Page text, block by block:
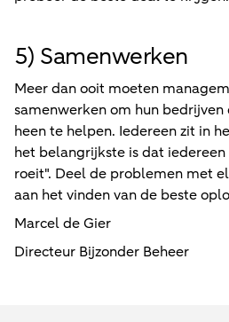
5) Samenwerken
Meer dan ooit moeten
samenwerken om hun
heen te helpen. Iedereen zit in
het belangrijkste is dat
roeit". Deel de problemen met
aan het vinden van de beste
Marcel de Gier
Directeur Bijzonder Beheer